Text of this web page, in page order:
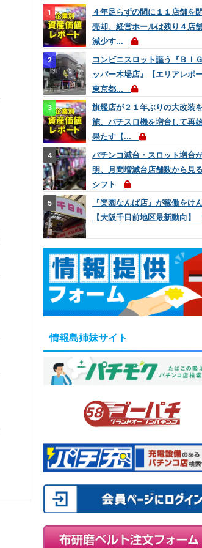
４年足らずの間に１１店舗を
売却、経営ホールは残り４店
減少す...
コンビニスロット謳う『ＢＩ
ッパー木場店』【エリアレポ
東京都...
旗艦店が２１年ぶりの大改装
施、パチスロ機を増台して再
果たす【...
パチンコ減台・スロット増台
明、月間増減台店舗数から見
シフト
『楽園なんば店』が稼働をけ
【大阪千日前地区最新動向】
情報島姉妹サイト